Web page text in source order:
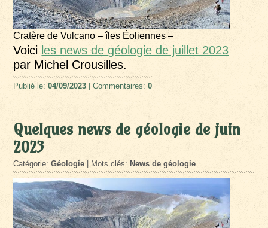
Cratère de Vulcano – îles Éoliennes –
Voici les news de géologie de juillet 2023
par Michel Crousilles.
Publié le:04/09/2023 | Commentaires:0
Quelques news de géologie de juin
2023
Catégorie:Géologie | Mots clés: News de géologie